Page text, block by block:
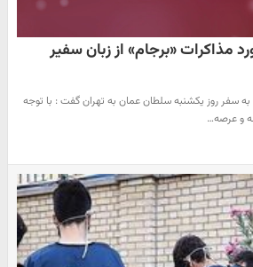
مذاکرات «برجام» از زبان سفیر
به سفر روز یکشنبه سلطان عمان به تهران گفت : با توجه
و عرصه…